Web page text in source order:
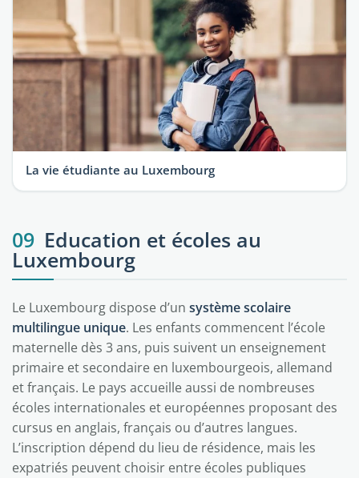
La vie étudiante au Luxembourg
09 Education et écoles au
Luxembourg
Le Luxembourg dispose d’un système scolaire
multilingue unique. Les enfants commencent l’école
maternelle dès 3 ans, puis suivent un enseignement
primaire et secondaire en luxembourgeois, allemand
et français. Le pays accueille aussi de nombreuses
écoles internationales et européennes proposant des
cursus en anglais, français ou d’autres langues.
L’inscription dépend du lieu de résidence, mais les
expatriés peuvent choisir entre écoles publiques